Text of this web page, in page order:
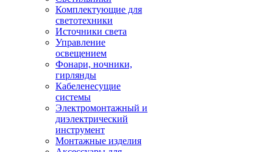
Комплектующие для
светотехники
Источники света
Управление
освещением
Фонари, ночники,
гирлянды
Кабеленесущие
системы
Электромонтажный и
диэлектрический
инструмент
Монтажные изделия